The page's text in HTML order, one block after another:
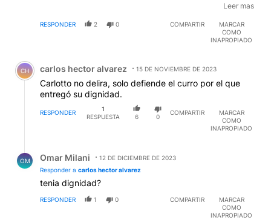
debieron recibir igual trato por las autoridades del
estado, al recuperarse el estado de derecho. Esa
otro lado juzgada y amnistiada. ¡ Ya està!. Pero:
¿nadie es capaz o a nadie se le ocurre que antes
debieran haber sido juzgadas por traiciòn a la Patria y
crìmenes de lesa Patria todas las asociaciones ilìcitas,
cìvico /militares que derrocaron hasta criminalmente a
gobiernos democràticos legalmente constituìdos en
directa civil, sedicioso y subersivo, del`76 al `83, no
se hubieran cometido crìmenes de lesa humanidad,
como la tortura, detenciones discrecionales,
asesinatos, sustituciones de identidad y desapariciòn
forzada de personas, etc) ¿hoy estarìan todos libres?;
y las organizaciones armadas civiles, clandestinas,
Leer mas
RESPONDER 2 0 COMPARTIR
MARCAR
COMO
INAPROPIADO
Comentario de carlos hector alvarez.
CH carlos hector alvarez 15 DE NOVIEMBRE DE 2023
Carlotto no delira, solo defiende el curro por el que
entregó su dignidad.
RESPONDER
1
RESPUESTA
6 0
COMPARTIR
MARCAR
COMO
INAPROPIADO
OM Omar Milani
12 DE DICIEMBRE DE 2023
Responder a carlos hector alvarez
tenia dignidad?
RESPONDER 1 0 COMPARTIR
MARCAR
COMO
INAPROPIADO